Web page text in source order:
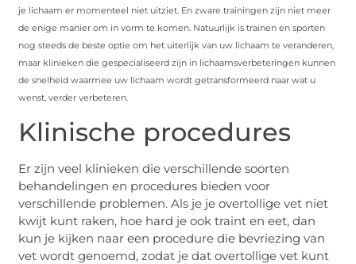
je lichaam er momenteel niet uitziet. En zware trainingen zijn niet meer
de enige manier om in vorm te komen. Natuurlijk is trainen en sporten
nog steeds de beste optie om het uiterlijk van uw lichaam te veranderen,
maar klinieken die gespecialiseerd zijn in lichaamsverbeteringen kunnen
de snelheid waarmee uw lichaam wordt getransformeerd naar wat u
wenst, verder verbeteren.
Klinische procedures
Er zijn veel klinieken die verschillende soorten
behandelingen en procedures bieden voor
verschillende problemen. Als je je overtollige vet niet
kwijt kunt raken, hoe hard je ook traint en eet, dan
kun je kijken naar een procedure die bevriezing van
vet wordt genoemd, zodat je dat overtollige vet kunt